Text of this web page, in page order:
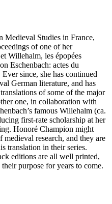
Medieval Studies in France,
of one of her
Willehalm, les épopées
Eschenbach: actes du
since, she has continued
German literature, and has
of some of the major
one, in collaboration with
famous Willehalm (ca.
first-rate scholarship at her
Honoré Champion might
research, and they are
translation in their series.
editions are all well printed,
purpose for years to come.